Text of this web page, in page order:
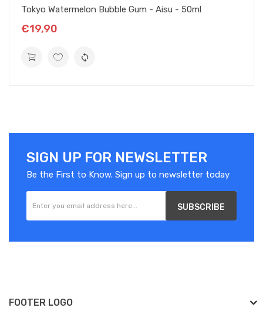
Tokyo Watermelon Bubble Gum - Aisu - 50ml
€19,90
SIGN UP FOR NEWSLETTER
Be the First to Know. Sign up to newsletter today
SUBSCRIBE
FOOTER LOGO